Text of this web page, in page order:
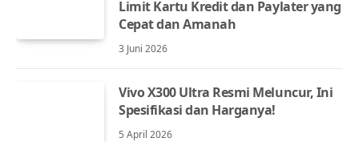
Limit Kartu Kredit dan Paylater yang
Cepat dan Amanah
3 Juni 2026
Vivo X300 Ultra Resmi Meluncur, Ini
Spesifikasi dan Harganya!
5 April 2026